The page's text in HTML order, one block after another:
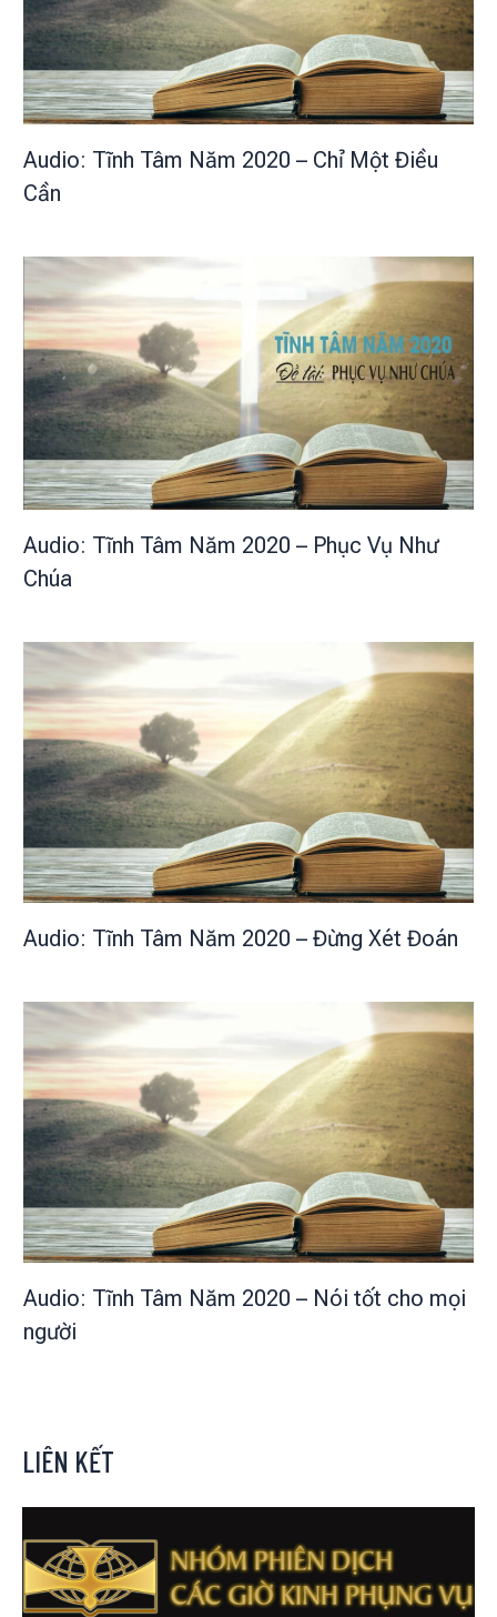
Audio: Tĩnh Tâm Năm 2020 – Chỉ Một Điều
Cần
Audio: Tĩnh Tâm Năm 2020 – Phục Vụ Như
Chúa
Audio: Tĩnh Tâm Năm 2020 – Đừng Xét Đoán
Audio: Tĩnh Tâm Năm 2020 – Nói tốt cho mọi
người
LIÊN KẾT